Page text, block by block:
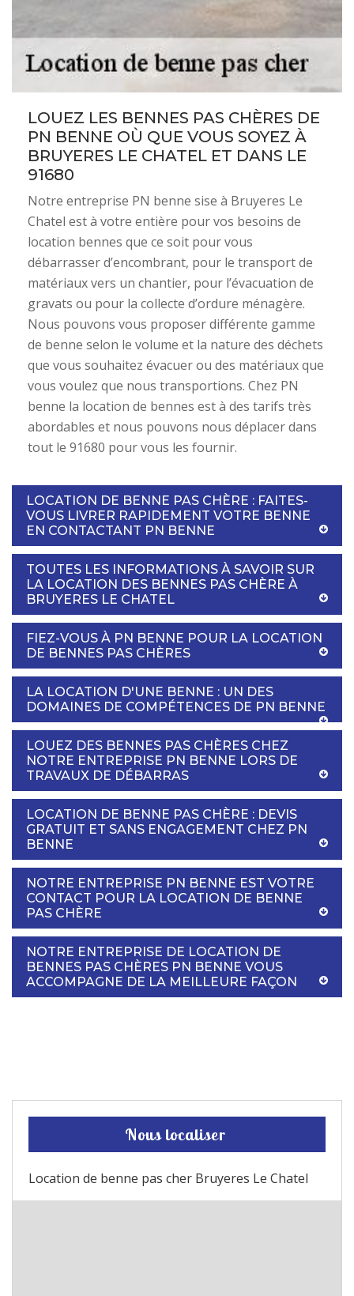
LOUEZ LES BENNES PAS CHÈRES DE
PN BENNE OÙ QUE VOUS SOYEZ À
BRUYERES LE CHATEL ET DANS LE
91680
Notre entreprise PN benne sise à Bruyeres Le
Chatel est à votre entière pour vos besoins de
location bennes que ce soit pour vous
débarrasser d’encombrant, pour le transport de
matériaux vers un chantier, pour l’évacuation de
gravats ou pour la collecte d’ordure ménagère.
Nous pouvons vous proposer différente gamme
de benne selon le volume et la nature des déchets
que vous souhaitez évacuer ou des matériaux que
vous voulez que nous transportions. Chez PN
benne la location de bennes est à des tarifs très
abordables et nous pouvons nous déplacer dans
tout le 91680 pour vous les fournir.
LOCATION DE BENNE PAS CHÈRE : FAITES-
VOUS LIVRER RAPIDEMENT VOTRE BENNE
EN CONTACTANT PN BENNE
TOUTES LES INFORMATIONS À SAVOIR SUR
LA LOCATION DES BENNES PAS CHÈRE À
BRUYERES LE CHATEL
FIEZ-VOUS À PN BENNE POUR LA LOCATION
DE BENNES PAS CHÈRES
LA LOCATION D'UNE BENNE : UN DES
DOMAINES DE COMPÉTENCES DE PN BENNE
LOUEZ DES BENNES PAS CHÈRES CHEZ
NOTRE ENTREPRISE PN BENNE LORS DE
TRAVAUX DE DÉBARRAS
LOCATION DE BENNE PAS CHÈRE : DEVIS
GRATUIT ET SANS ENGAGEMENT CHEZ PN
BENNE
NOTRE ENTREPRISE PN BENNE EST VOTRE
CONTACT POUR LA LOCATION DE BENNE
PAS CHÈRE
NOTRE ENTREPRISE DE LOCATION DE
BENNES PAS CHÈRES PN BENNE VOUS
ACCOMPAGNE DE LA MEILLEURE FAÇON
Nous localiser
Location de benne pas cher Bruyeres Le Chatel